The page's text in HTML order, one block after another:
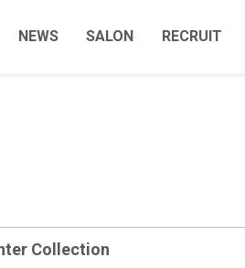
NEWS SALON RECRUIT
Collection